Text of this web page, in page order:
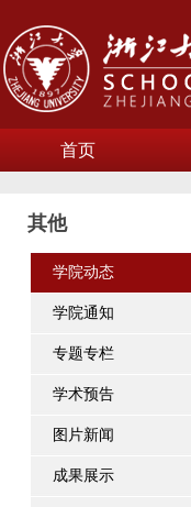
首页
其他
学院动态
学院通知
专题专栏
学术预告
图片新闻
成果展示